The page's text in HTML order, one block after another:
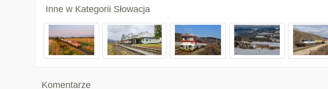
Inne w Kategorii Słowacja
Komentarze